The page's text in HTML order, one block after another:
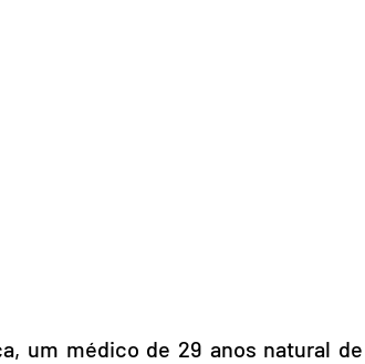
um médico de 29 anos natural de